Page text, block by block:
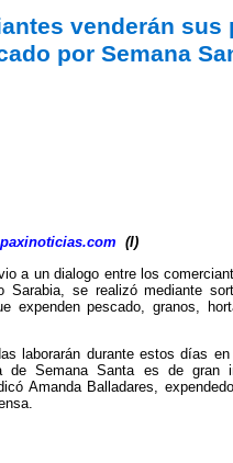
venderán
por Semana
(I)
a un dialogo entre los
Sarabia, se realizó mediante
expenden pescado, granos,
laborarán durante estos días
de Semana Santa es de gran
Amanda Balladares,